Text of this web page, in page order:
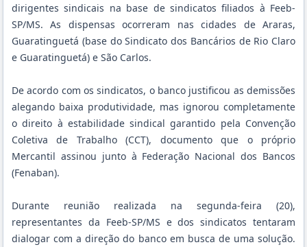
dirigentes sindicais na base de sindicatos filiados à Feeb-
SP/MS. As dispensas ocorreram nas cidades de Araras,
Guaratinguetá (base do Sindicato dos Bancários de Rio Claro
e Guaratinguetá) e São Carlos.
De acordo com os sindicatos, o banco justificou as demissões
alegando baixa produtividade, mas ignorou completamente
o direito à estabilidade sindical garantido pela Convenção
Coletiva de Trabalho (CCT), documento que o próprio
Mercantil assinou junto à Federação Nacional dos Bancos
(Fenaban).
Durante reunião realizada na segunda-feira (20),
representantes da Feeb-SP/MS e dos sindicatos tentaram
dialogar com a direção do banco em busca de uma solução.